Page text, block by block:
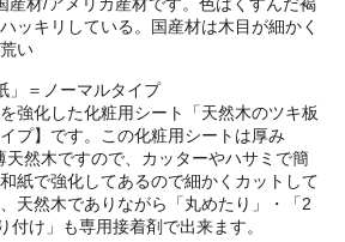
ッキリしている。国産材は木目が細かく
い
」＝ノーマルタイプ
強化した化粧用シート「天然木のツキ板
プ】です。この化粧用シートは厚み
天然木ですので、カッターやハサミで簡
紙で強化してあるので細かくカットして
天然木でありながら「丸めたり」・「2
付け」も専用接着剤で出来ます。